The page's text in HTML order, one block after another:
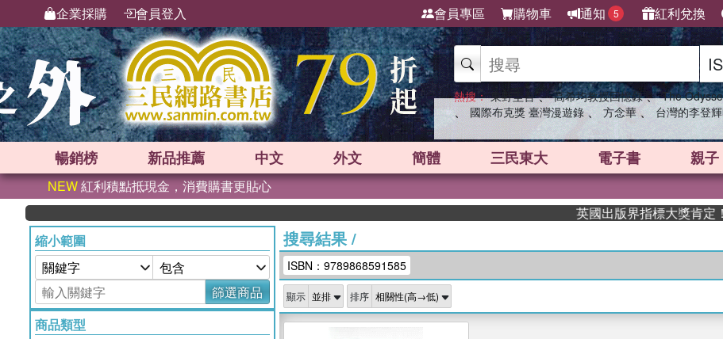
企業採購 會員登入 會員專區 購物車 通知 5 紅利兌換
熱搜： 東野圭吾 、 高希均教授回憶錄 、 The
、 國際布克獎 臺灣漫遊錄 、 方念華 、 台灣的李登
暢銷榜 新品推薦 中文 外文 簡體 三民東大 電子書 親子
NEW紅利積點抵現金，消費購書更貼心
英國出版界指標大獎肯定！
縮小範圍
篩選商品
商品類型
搜尋結果/
ISBN：9789868591585
顯示 排序